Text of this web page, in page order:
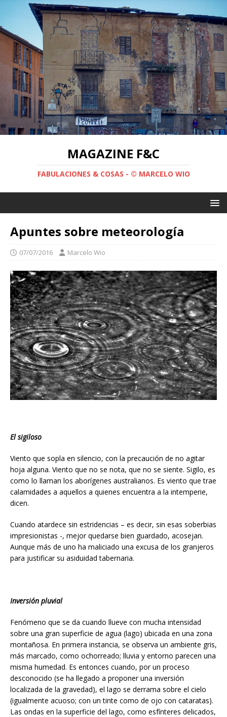
MAGAZINE F&C
FABULACIONES & COSAS - © MARCELO WIO
Apuntes sobre meteorología
07/07/2016 Marcelo Wio
El sigiloso
Viento que sopla en silencio, con la precaución de no agitar
hoja alguna. Viento que no se nota, que no se siente. Sigilo, es
como lo llaman los aborígenes australianos. Es viento que trae
calamidades a aquellos a quienes encuentra a la intemperie,
dicen.
Cuando atardece sin estridencias – es decir, sin esas soberbias
impresionistas -, mejor quedarse bien guardado, acosejan.
Aunque más de uno ha maliciado una excusa de los granjeros
para justificar su asiduidad tabernaria.
Inversión pluvial
Fenómeno que se da cuando llueve con mucha intensidad
sobre una gran superficie de agua (lago) ubicada en una zona
montañosa. En primera instancia, se observa un ambiente gris,
más marcado, como ochorreado; lluvia y entorno parecen una
misma humedad. Es entonces cuando, por un proceso
desconocido (se ha llegado a proponer una inversión
localizada de la gravedad), el lago se derrama sobre el cielo
(igualmente acuoso; con un tinte como de ojo con cataratas).
Las ondas en la superficie del lago, como esfínteres delicados,